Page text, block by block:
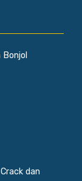
Bonjol
dan